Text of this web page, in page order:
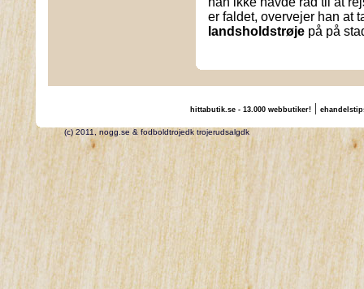
er faldet, overvejer han at
landsholdstrøje på på
hittabutik.se - 13.000 webbutiker!|
(c) 2011, nogg.se & fodboldtrojedk trojerudsalgdk